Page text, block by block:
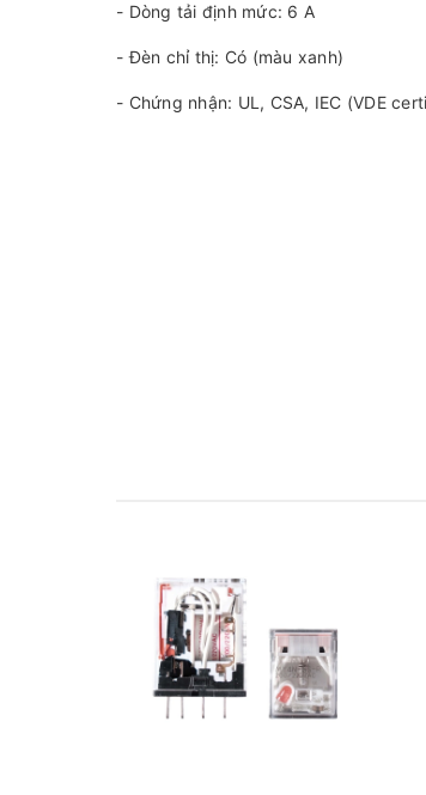
- Dòng tải định mức: 6 A
- Đèn chỉ thị: Có (màu xanh)
- Chứng nhận: UL, CSA, IEC (VDE